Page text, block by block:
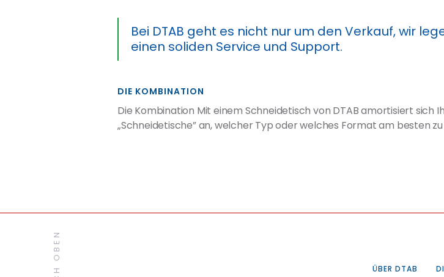
Bei DTAB geht es nicht nur um den Verkauf, wir
einen soliden Service und Support.
DIE KOMBINATION
Die Kombination Mit einem Schneidetisch von DTAB amortisiert sich
„Schneidetische” an, welcher Typ oder welches Format am besten
ÜBER DTAB